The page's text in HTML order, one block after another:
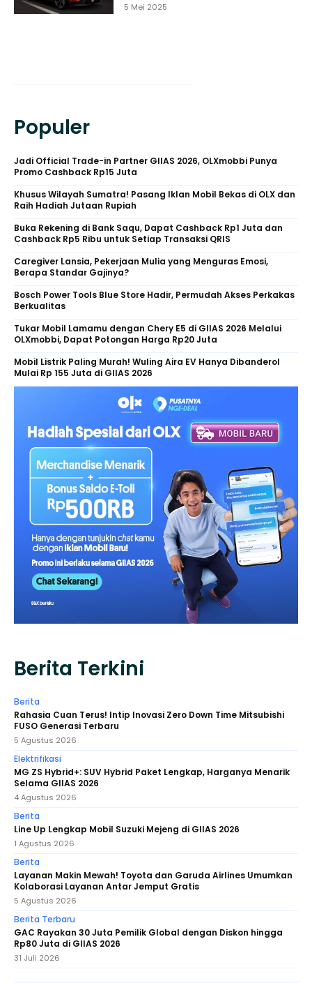
5 Mei 2025
Populer
Jadi Official Trade-in Partner GIIAS 2026, OLXmobbi Punya
Promo Cashback Rp15 Juta
Khusus Wilayah Sumatra! Pasang Iklan Mobil Bekas di OLX dan
Raih Hadiah Jutaan Rupiah
Buka Rekening di Bank Saqu, Dapat Cashback Rp1 Juta dan
Cashback Rp5 Ribu untuk Setiap Transaksi QRIS
Caregiver Lansia, Pekerjaan Mulia yang Menguras Emosi,
Berapa Standar Gajinya?
Bosch Power Tools Blue Store Hadir, Permudah Akses Perkakas
Berkualitas
Tukar Mobil Lamamu dengan Chery E5 di GIIAS 2026 Melalui
OLXmobbi, Dapat Potongan Harga Rp20 Juta
Mobil Listrik Paling Murah! Wuling Aira EV Hanya Dibanderol
Mulai Rp 155 Juta di GIIAS 2026
Berita Terkini
Berita
Rahasia Cuan Terus! Intip Inovasi Zero Down Time Mitsubishi
FUSO Generasi Terbaru
5 Agustus 2026
Elektrifikasi
MG ZS Hybrid+: SUV Hybrid Paket Lengkap, Harganya Menarik
Selama GIIAS 2026
4 Agustus 2026
Berita
Line Up Lengkap Mobil Suzuki Mejeng di GIIAS 2026
1 Agustus 2026
Berita
Layanan Makin Mewah! Toyota dan Garuda Airlines Umumkan
Kolaborasi Layanan Antar Jemput Gratis
5 Agustus 2026
Berita Terbaru
GAC Rayakan 30 Juta Pemilik Global dengan Diskon hingga
Rp80 Juta di GIIAS 2026
31 Juli 2026